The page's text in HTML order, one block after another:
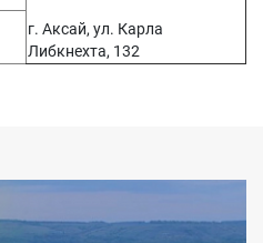
г. Аксай, ул. Карла
Либкнехта, 132